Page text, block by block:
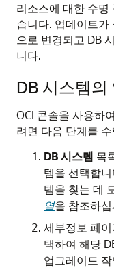
리소스에 대한 수명
습니다. 업데이트
으로 변경되고 DB
니다.
DB 시스템
OCI 콘솔을 사용하
려면 다음 단계를
DB 시스템 목
템을 선택합
템을 찾는 데
열을 참조하
세부정보 페
택하여 해당
업그레이드